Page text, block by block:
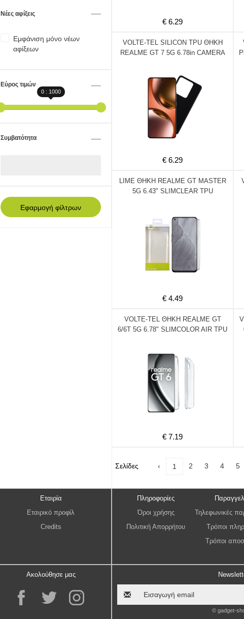
Νέες αφίξεις
Εμφάνιση μόνο νέων
αφίξεων
Εύρος τιμών
0 : 1000
Συμβατότητα
€ 6.29
VOLTE-TEL SILICON TPU ΘΗΚΗ
REALME GT 7 5G 6.78in CAMERA
€ 6.29
LIME ΘΗΚΗ REALME GT MASTER
5G 6.43" SLIMCLEAR TPU
€ 4.49
VOLTE-TEL ΘΗΚΗ REALME GT
6/6T 5G 6.78" SLIMCOLOR AIR TPU
€ 7.19
Σελίδες ‹ 1 2 3 4 5
Εταιρία
Εταιρικό προφίλ
Credits
Πληροφορίες
Όροι χρήσης
Πολιτική Απορρήτου
Τηλεφωνικές
Τρόποι
Τρόποι
Ακολούθησε μας
© gadget-